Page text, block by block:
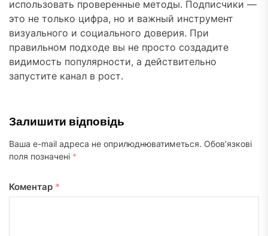
использовать проверенные методы. Подписчики —
это не только цифра, но и важный инструмент
визуального и социального доверия. При
правильном подходе вы не просто создадите
видимость популярности, а действительно
запустите канал в рост.
Залишити відповідь
Ваша e-mail адреса не оприлюднюватиметься. Обов’язкові
поля позначені *
Коментар *